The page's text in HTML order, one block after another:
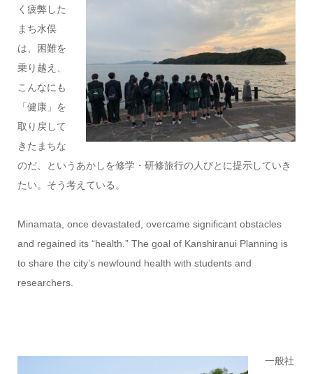
く疲弊した
まち水俣
は、困難を
乗り越え、
こんなにも
「健康」を
取り戻して
きたまちな
のだ、というあかしを修学・研修旅行の人びとに提示していき
たい。そう考えている。
Minamata, once devastated, overcame significant obstacles
and regained its “health.” The goal of Kanshiranui Planning is
to share the city’s newfound health with students and
researchers.
一般社